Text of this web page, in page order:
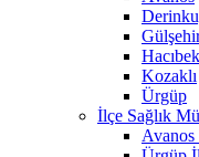
Kozaklı
Ürgüp
İlçe Sağlık
Avanos